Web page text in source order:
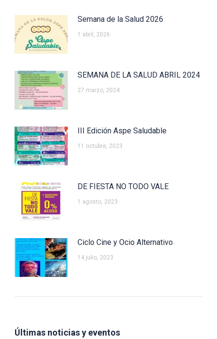
Semana de la Salud 2026
1 abril, 2026
SEMANA DE LA SALUD ABRIL 2024
27 marzo, 2024
III Edición Aspe Saludable
11 octubre, 2023
DE FIESTA NO TODO VALE
1 agosto, 2023
Ciclo Cine y Ocio Alternativo
14 julio, 2023
Últimas noticias y eventos